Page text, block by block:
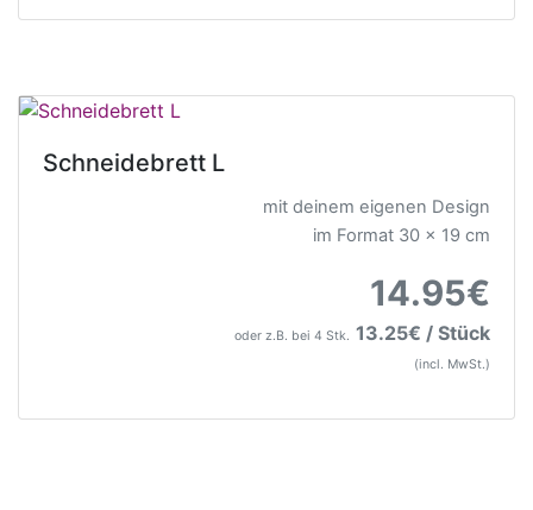
Schneidebrett L
mit deinem eigenen Design
im Format 30 x 19 cm
14.95€
oder z.B. bei 4 Stk. 13.25€ / Stück
(incl. MwSt.)